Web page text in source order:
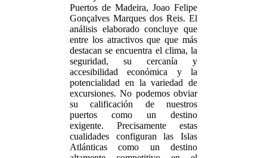
Puertos de Madeira, Joao Felipe
Gonçalves Marques dos Reis. El
análisis elaborado concluye que
entre los atractivos que que más
destacan se encuentra el clima, la
seguridad, su cercanía y
accesibilidad económica y la
potencialidad en la variedad de
excursiones. No podemos obviar
su calificación de nuestros
puertos como un destino
exigente. Precisamente estas
cualidades configuran las Islas
Atlánticas como un destino